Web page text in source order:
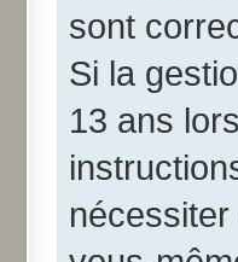
sont
Si la
13 ans